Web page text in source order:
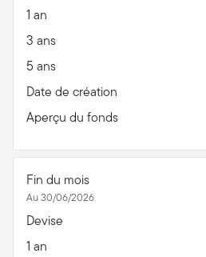
1 an
3 ans
5 ans
Date de création
Aperçu du fonds
Fin du mois
Au 30/06/2026
Devise
1 an